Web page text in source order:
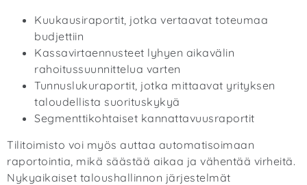
Kuukausiraportit, jotka vertaavat toteumaa
budjettiin
Kassavirtaennusteet lyhyen aikavälin
rahoitussuunnittelua varten
Tunnuslukuraportit, jotka mittaavat yrityksen
taloudellista suorituskykyä
Segmenttikohtaiset kannattavuusraportit
Tilitoimisto voi myös auttaa automatisoimaan
raportointia, mikä säästää aikaa ja vähentää virheitä.
Nykyaikaiset taloushallinnon järjestelmät